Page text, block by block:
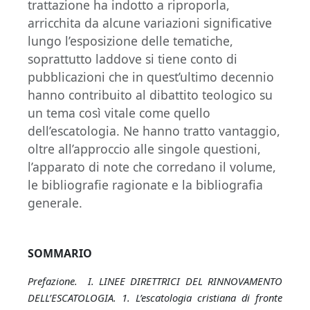
trattazione ha indotto a riproporla,
arricchita da alcune variazioni significative
lungo l’esposizione delle tematiche,
soprattutto laddove si tiene conto di
pubblicazioni che in quest’ultimo decennio
hanno contribuito al dibattito teologico su
un tema così vitale come quello
dell’escatologia. Ne hanno tratto vantaggio,
oltre all’approccio alle singole questioni,
l’apparato di note che corredano il volume,
le bibliografie ragionate e la bibliografia
generale.
SOMMARIO
Prefazione. I. LINEE DIRETTRICI DEL RINNOVAMENTO
DELL’ESCATOLOGIA. 1. L’escatologia cristiana di fronte